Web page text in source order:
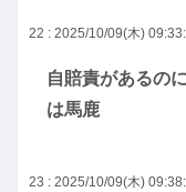
22 : 2025/10/09(木)
自賠責があるの
は馬鹿
23 : 2025/10/09(木)